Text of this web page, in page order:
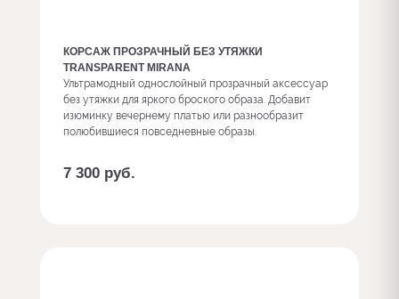
КОРСАЖ ПРОЗРАЧНЫЙ БЕЗ УТЯЖКИ
TRANSPARENT MIRANA
Ультрамодный однослойный прозрачный аксессуар
без утяжки для яркого броского образа. Добавит
изюминку вечернему платью или разнообразит
полюбившиеся повседневные образы.
7 300 руб.